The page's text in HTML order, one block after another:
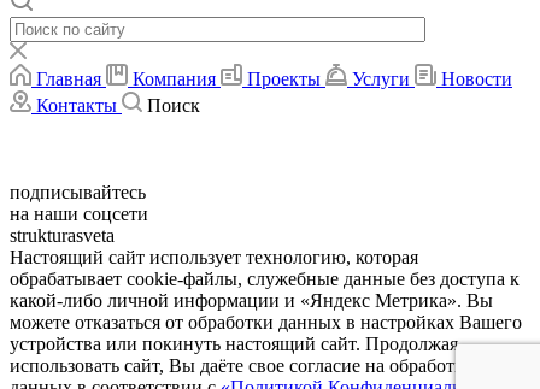
Главная Компания Проекты Услуги
Новости
Контакты
Поиск
подписывайтесь
на наши соцсети
strukturasveta
Настоящий сайт использует технологию, которая
обрабатывает cookie-файлы, служебные данные без доступа к
какой-либо личной информации и «Яндекс Метрика». Вы
можете отказаться от обработки данных в настройках Вашего
устройства или покинуть настоящий сайт. Продолжая
использовать сайт, Вы даёте свое согласие на обработку